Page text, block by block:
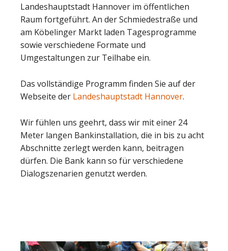
Landeshauptstadt Hannover im öffentlichen
Raum fortgeführt. An der Schmiedestraße und
am Köbelinger Markt laden Tagesprogramme
sowie verschiedene Formate und
Umgestaltungen zur Teilhabe ein.
Das vollständige Programm finden Sie auf der
Webseite der Landeshauptstadt Hannover.
Wir fühlen uns geehrt, dass wir mit einer 24
Meter langen Bankinstallation, die in bis zu acht
Abschnitte zerlegt werden kann, beitragen
dürfen. Die Bank kann so für verschiedene
Dialogszenarien genutzt werden.